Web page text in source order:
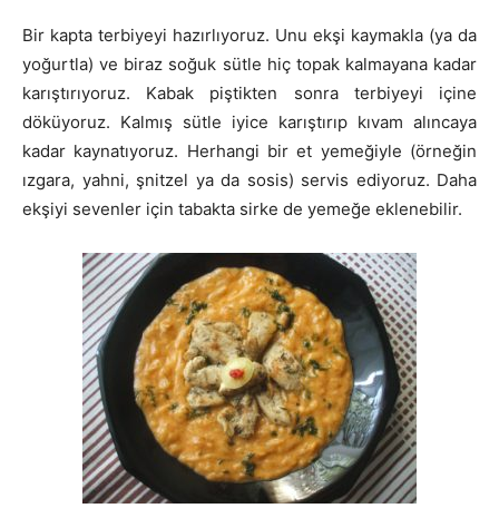
Bir kapta terbiyeyi hazırlıyoruz. Unu ekşi kaymakla (ya da
yoğurtla) ve biraz soğuk sütle hiç topak kalmayana kadar
karıştırıyoruz. Kabak piştikten sonra terbiyeyi içine
döküyoruz. Kalmış sütle iyice karıştırıp kıvam alıncaya
kadar kaynatıyoruz. Herhangi bir et yemeğiyle (örneğin
ızgara, yahni, şnitzel ya da sosis) servis ediyoruz. Daha
ekşiyi sevenler için tabakta sirke de yemeğe eklenebilir.